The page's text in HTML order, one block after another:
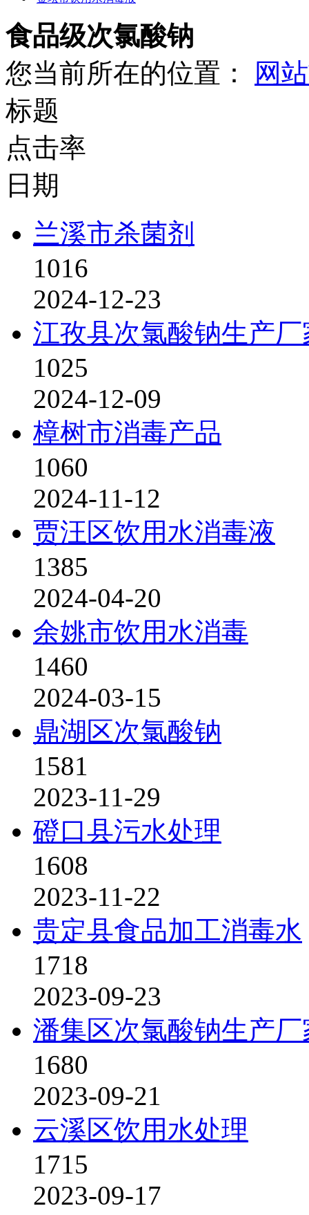
食品级次氯酸钠
您当前所在的位置：
网
标题
点击率
日期
兰溪市杀菌剂
1016
2024-12-23
江孜县次氯酸钠生产厂
1025
2024-12-09
樟树市消毒产品
1060
2024-11-12
贾汪区饮用水消毒液
1385
2024-04-20
余姚市饮用水消毒
1460
2024-03-15
鼎湖区次氯酸钠
1581
2023-11-29
磴口县污水处理
1608
2023-11-22
贵定县食品加工消毒水
1718
2023-09-23
潘集区次氯酸钠生产厂
1680
2023-09-21
云溪区饮用水处理
1715
2023-09-17